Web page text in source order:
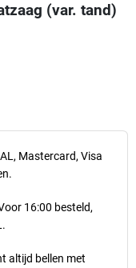
Mastercard, Visa
16:00 besteld,
altijd bellen met
(var. tand)